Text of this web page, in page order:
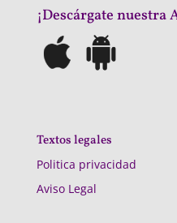
¡Descárgate nuestra
Textos legales
Politica privacidad
Aviso Legal